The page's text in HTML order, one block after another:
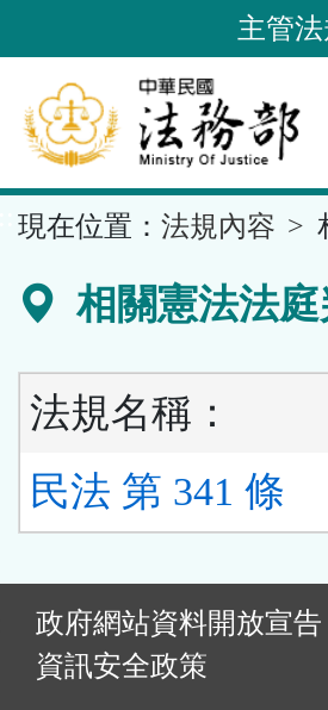
到
要
內
容
區
主管
現在位置： 法規內容
相關憲法法
法規名稱：
民法 第 341 條
政府網站資料開放宣告
資訊安全政策